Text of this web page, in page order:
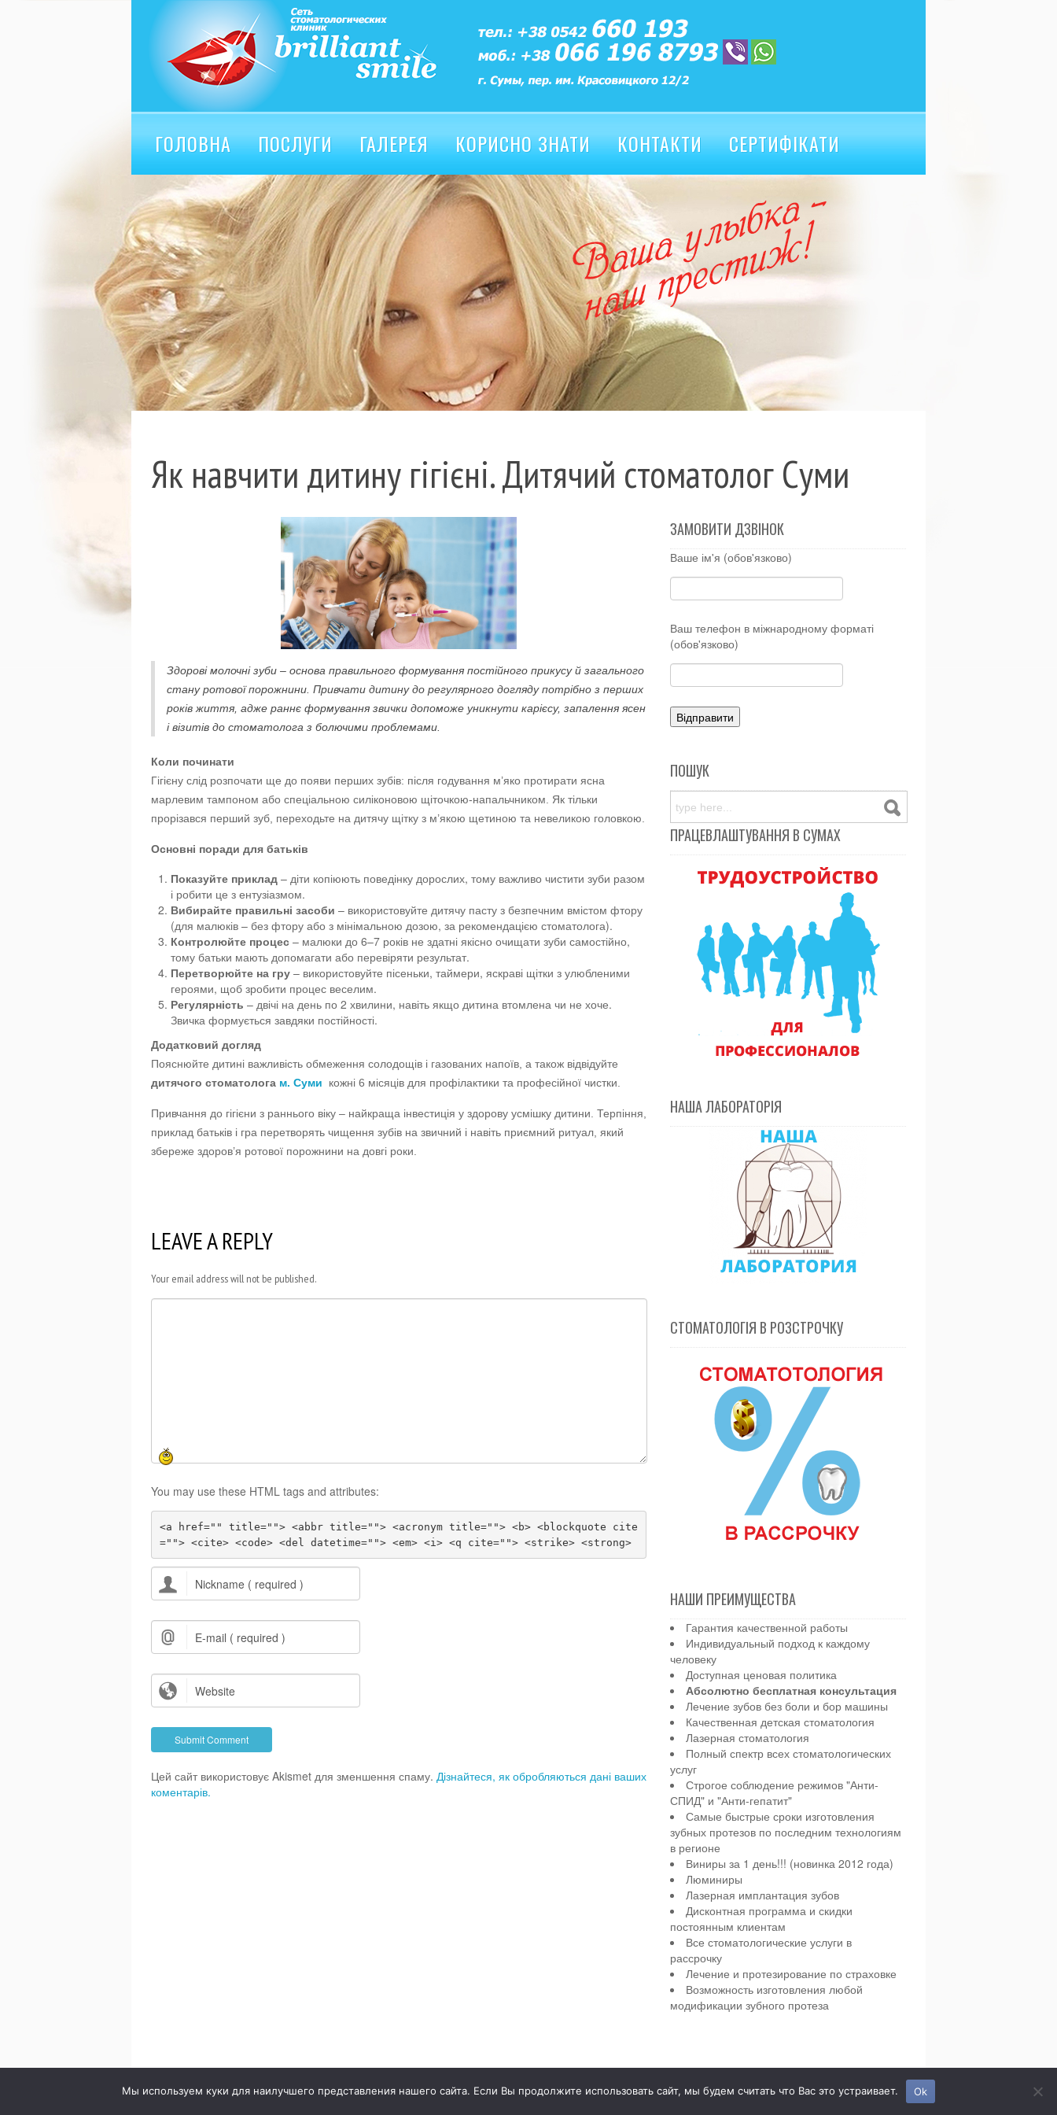
ГОЛОВНА ПОСЛУГИ ГАЛЕРЕЯ КОРИСНО ЗНАТИ КОНТАКТИ
СЕРТИФІКАТИ
ВІДГУКИ
Як навчити дитину гігієні. Дитячий стоматолог Суми
Здорові молочні зуби – основа правильного формування постійного прикусу й загального
стану ротової порожнини. Привчати дитину до регулярного догляду потрібно з перших
років життя, адже раннє формування звички допоможе уникнути карієсу, запалення ясен
і візитів до стоматолога з болючими проблемами.
Коли починати
Гігієну слід розпочати ще до появи перших зубів: після годування м’яко протирати ясна
марлевим тампоном або спеціальною силіконовою щіточкою-напальчником. Як тільки
прорізався перший зуб, переходьте на дитячу щітку з м’якою щетиною та невеликою головкою.
Основні поради для батьків
Показуйте приклад – діти копіюють поведінку дорослих, тому важливо чистити зуби разом
і робити це з ентузіазмом.
Вибирайте правильні засоби – використовуйте дитячу пасту з безпечним вмістом фтору
(для малюків – без фтору або з мінімальною дозою, за рекомендацією стоматолога).
Контролюйте процес – малюки до 6–7 років не здатні якісно очищати зуби самостійно,
тому батьки мають допомагати або перевіряти результат.
Перетворюйте на гру – використовуйте пісеньки, таймери, яскраві щітки з улюбленими
героями, щоб зробити процес веселим.
Регулярність – двічі на день по 2 хвилини, навіть якщо дитина втомлена чи не хоче.
Звичка формується завдяки постійності.
Додатковий догляд
Пояснюйте дитині важливість обмеження солодощів і газованих напоїв, а також відвідуйте
дитячого стоматолога м. Суми кожні 6 місяців для профілактики та професійної чистки.
Привчання до гігієни з раннього віку – найкраща інвестиція у здорову усмішку дитини. Терпіння,
приклад батьків і гра перетворять чищення зубів на звичний і навіть приємний ритуал, який
збереже здоров’я ротової порожнини на довгі роки.
LEAVE A REPLY
Your email address will not be published.
You may use these HTML tags and attributes:
<a href="" title=""> <abbr title=""> <acronym title=""> <b> <blockquote cite
=""> <cite> <code> <del datetime=""> <em> <i> <q cite=""> <strike> <strong>
Цей сайт використовує Akismet для зменшення спаму. Дізнайтеся, як обробляються дані ваших
коментарів.
ЗАМОВИТИ ДЗВІНОК
Ваше ім'я (обов'язково)
Ваш телефон в міжнародному форматі
(обов'язково)
ПОШУК
ПРАЦЕВЛАШТУВАННЯ В СУМАХ
НАША ЛАБОРАТОРІЯ
СТОМАТОЛОГІЯ В РОЗСТРОЧКУ
НАШИ ПРЕИМУЩЕСТВА
Гарантия качественной работы
Индивидуальный подход к каждому
человеку
Доступная ценовая политика
Абсолютно бесплатная консультация
Лечение зубов без боли и бор машины
Качественная детская стоматология
Лазерная стоматология
Полный спектр всех стоматологических
услуг
Строгое соблюдение режимов "Анти-
СПИД" и "Анти-гепатит"
Самые быстрые сроки изготовления
зубных протезов по последним технологиям
в регионе
Виниры за 1 день!!! (новинка 2012 года)
Люминиры
Лазерная имплантация зубов
Дисконтная программа и скидки
постоянным клиентам
Все стоматологические услуги в
рассрочку
Лечение и протезирование по страховке
Возможность изготовления любой
модификации зубного протеза
Детская и взрослая стоматология в городе Сумы.
Мы используем куки для наилучшего представления нашего сайта. Если Вы продолжите использовать сайт, мы будем считать что Вас это устраивает. Ok